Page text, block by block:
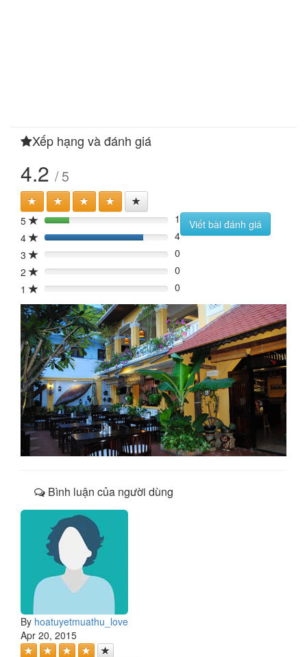
Xếp hạng và đánh giá
4.2 / 5
5 20%
1
4
80%
4
3
0%
0
2
0%
0
1
0% 0
Viết bài đánh giá
Bình luận của người dùng
By hoatuyetmuathu_love
Apr 20, 2015